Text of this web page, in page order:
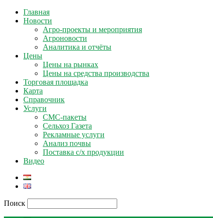
Главная
Новости
Агро-проекты и мероприятия
Агроновости
Аналитика и отчёты
Цены
Цены на рынках
Цены на средства производства
Торговая площадка
Карта
Справочник
Услуги
СМС-пакеты
Сельхоз Газета
Рекламные услуги
Анализ почвы
Поставка с/х продукции
Видео
Поиск